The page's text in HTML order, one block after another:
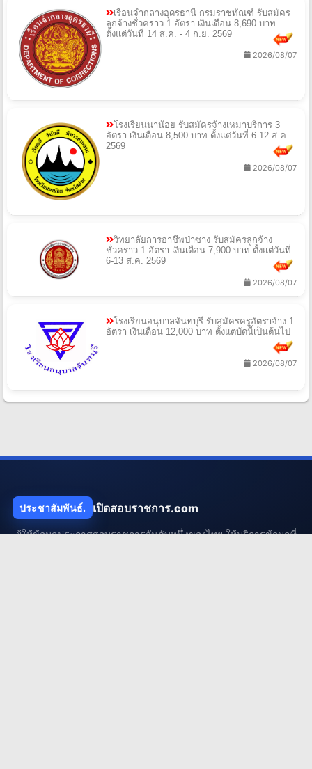
เรือนจำกลางอุดรธานี กรมราชทัณฑ์ รับสมัคร
ลูกจ้างชั่วคราว 1 อัตรา เงินเดือน 8,690 บาท
ตั้งแต่วันที่ 14 ส.ค. - 4 ก.ย. 2569
2026/08/07
โรงเรียนนาน้อย รับสมัครจ้างเหมาบริการ 3
อัตรา เงินเดือน 8,500 บาท ตั้งแต่วันที่ 6-12 ส.ค.
2569
2026/08/07
วิทยาลัยการอาชีพป่าซาง รับสมัครลูกจ้าง
ชั่วคราว 1 อัตรา เงินเดือน 7,900 บาท ตั้งแต่วันที่
6-13 ส.ค. 2569
2026/08/07
โรงเรียนอนุบาลจันทบุรี รับสมัครครูอัตราจ้าง 1
อัตรา เงินเดือน 12,000 บาท ตั้งแต่บัดนี้เป็นต้นไป
2026/08/07
ประชาสัมพันธ์. เปิดสอบราชการ.com
ผู้ให้ข้อมูลประกาศสอบราชการอันดับหนึ่งของไทย ให้บริการข้อมูลที่